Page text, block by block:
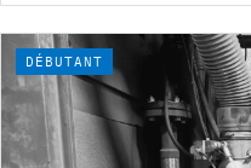
DÉBUTANT